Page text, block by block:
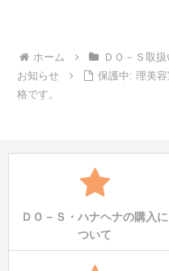
ホーム ＤＯ－Ｓ取
お知らせ
保護中: 理美
格です。
ＤＯ－Ｓ・ハナヘナの購入に
ついて